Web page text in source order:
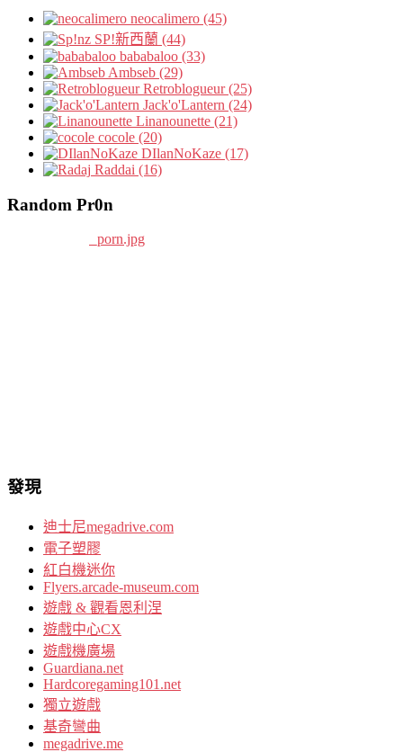
neocalimero (45)
SP!新西蘭 (44)
bababaloo (33)
Ambseb (29)
Retroblogueur (25)
Jack'o'Lantern (24)
Linanounette (21)
cocole (20)
DIlanNoKaze (17)
Raddai (16)
Random Pr0n
發現
迪士尼megadrive.com
電子塑膠
紅白機迷你
Flyers.arcade-museum.com
遊戲 & 觀看恩利涅
遊戲中心CX
遊戲機廣場
Guardiana.net
Hardcoregaming101.net
獨立遊戲
基奇彎曲
megadrive.me